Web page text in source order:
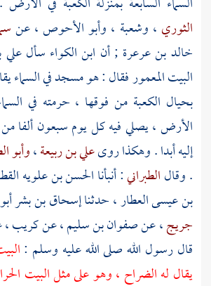
الثوري ، وشعبة ، وأبو الأحوص، عن
خالد بن عرعرة ; أن ابن الكواء سأل
البيت المعمور فقال : هو مسجد في السماء
بحيال الكعبة من فوقها ، حرمته في
الأرض ، يصلي فيه كل يوم سبعون ألفا من
إليه أبدا . وهكذا روىعلي بن ربيعة،وأبو
. وقالالطبراني: أنبأناالحسن بن علويه
بن عيسى العطار، حدثناإسحاق بن بشر
جريج، عنصفوان بن سليم، عنكريب
قال رسول الله صلى الله عليه وسلم :
يقال له الضراح ، وهو على مثل البيت